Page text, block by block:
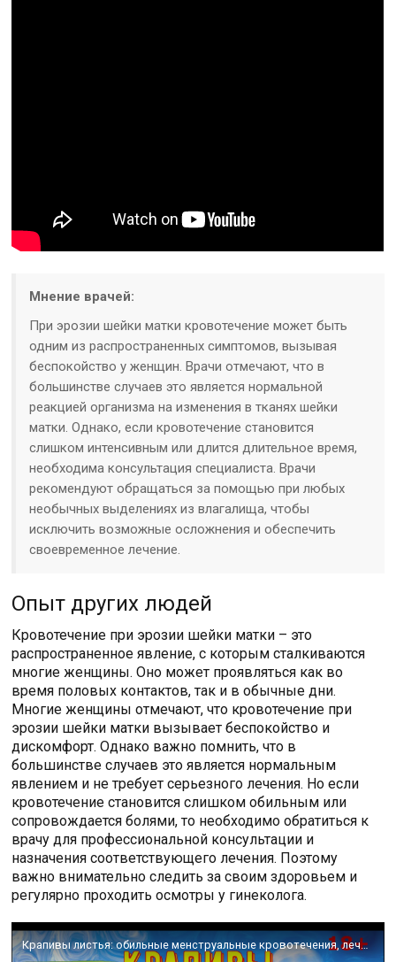
Мнение врачей:
При эрозии шейки матки кровотечение может быть
одним из распространенных симптомов, вызывая
беспокойство у женщин. Врачи отмечают, что в
большинстве случаев это является нормальной
реакцией организма на изменения в тканях шейки
матки. Однако, если кровотечение становится
слишком интенсивным или длится длительное время,
необходима консультация специалиста. Врачи
рекомендуют обращаться за помощью при любых
необычных выделениях из влагалища, чтобы
исключить возможные осложнения и обеспечить
своевременное лечение.
Опыт других людей
Кровотечение при эрозии шейки матки – это
распространенное явление, с которым сталкиваются
многие женщины. Оно может проявляться как во
время половых контактов, так и в обычные дни.
Многие женщины отмечают, что кровотечение при
эрозии шейки матки вызывает беспокойство и
дискомфорт. Однако важно помнить, что в
большинстве случаев это является нормальным
явлением и не требует серьезного лечения. Но если
кровотечение становится слишком обильным или
сопровождается болями, то необходимо обратиться к
врачу для профессиональной консультации и
назначения соответствующего лечения. Поэтому
важно внимательно следить за своим здоровьем и
регулярно проходить осмотры у гинеколога.
Крапивы листья: обильные менструальные кровотечения, лечение эрозии шейки матки